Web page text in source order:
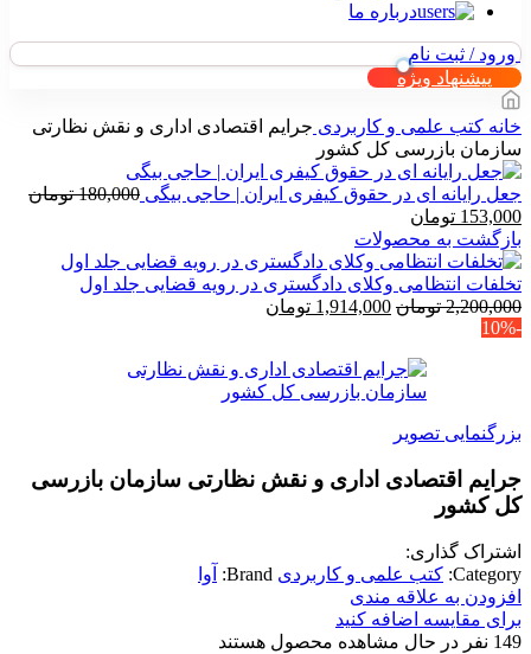
درباره ما
ورود / ثبت نام
پیشنهاد ویژه
خانه کتب علمی و کاربردی جرایم اقتصادی اداری و نقش نظارتی
سازمان بازرسی کل کشور
جعل رایانه ای در حقوق کیفری ایران | حاجی بیگی 180,000 تومان
قیمت
اصلی
180,000 تومان
بود.
153,000 تومان
فعلی
153,000 تومان
است.
بازگشت به محصولات
تخلفات انتظامی وکلای دادگستری در رویه قضایی جلد اول
2,200,000 تومان قیمت
بود.
1,914,000 تومان
است.
-10%
بزرگنمایی تصویر
جرایم اقتصادی اداری و نقش نظارتی سازمان بازرسی
کل کشور
اشتراک گذاری:
Category: کتب علمی و کاربردی Brand:
آوا
افزودن به علاقه مندی
برای مقایسه اضافه کنید
149 نفر در حال مشاهده محصول هستند